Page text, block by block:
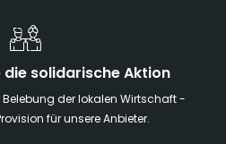
solidarische Aktion
Belebung der lokalen Wirtschaft -
für unsere Anbieter.